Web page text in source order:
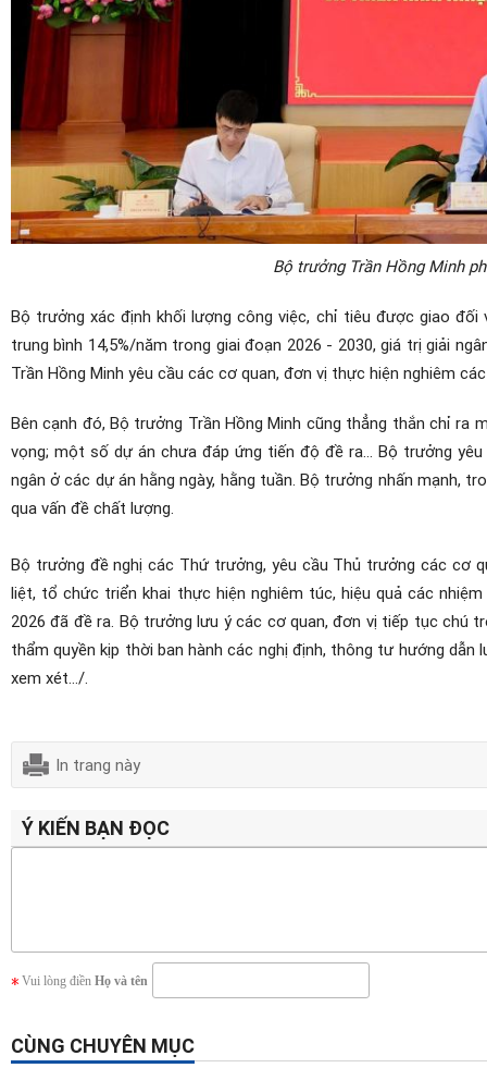
Bộ trưởng Trần Hồng Minh
Bộ trưởng xác định khối lượng công việc, chỉ tiêu được giao
trung bình 14,5%/năm trong giai đoạn 2026 - 2030, giá trị giải
Trần Hồng Minh yêu cầu các cơ quan, đơn vị thực hiện nghiêm
Bên cạnh đó, Bộ trưởng Trần Hồng Minh cũng thẳng thắn chỉ
vọng; một số dự án chưa đáp ứng tiến độ đề ra… Bộ trưởng
ngân ở các dự án hằng ngày, hằng tuần. Bộ trưởng nhấn mạnh,
qua vấn đề chất lượng.
Bộ trưởng đề nghị các Thứ trưởng, yêu cầu Thủ trưởng các cơ
liệt, tổ chức triển khai thực hiện nghiêm túc, hiệu quả các
2026 đã đề ra. Bộ trưởng lưu ý các cơ quan, đơn vị tiếp tục chú
thẩm quyền kịp thời ban hành các nghị định, thông tư hướng
xem xét.../.
In trang này
Ý KIẾN BẠN ĐỌC
Vui lòng điền Họ và tên
CÙNG CHUYÊN MỤC